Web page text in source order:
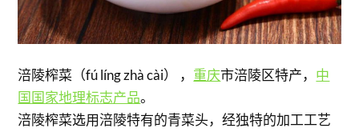
涪陵榨菜（fú líng zhà cài） ， 重庆市涪陵区特产， 中
国国家地理标志产品。
涪陵榨菜选用涪陵特有的青菜头，经独特的加工工艺